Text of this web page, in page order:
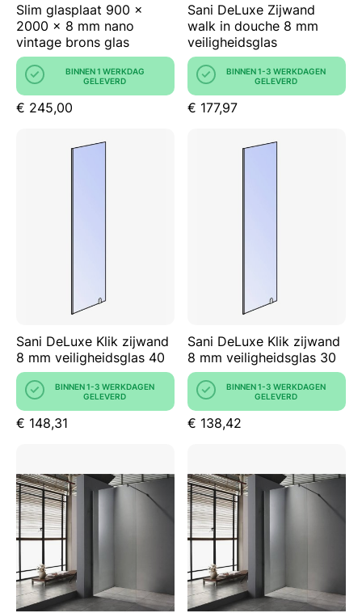
Slim glasplaat 900 x
2000 x 8 mm nano
vintage brons glas
BINNEN 1 WERKDAG
GELEVERD
€ 245,00
Sani DeLuxe Zijwand
walk in douche 8 mm
veiligheidsglas
BINNEN 1-3 WERKDAGEN
GELEVERD
€ 177,97
Sani DeLuxe Klik zijwand
8 mm veiligheidsglas 40
BINNEN 1-3 WERKDAGEN
GELEVERD
€ 148,31
Sani DeLuxe Klik zijwand
8 mm veiligheidsglas 30
BINNEN 1-3 WERKDAGEN
GELEVERD
€ 138,42